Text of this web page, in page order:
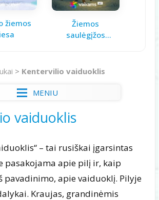
žiemos
Žiemos
saulėgįžos
> Kentervilio vaiduoklis
MENIU
vaiduoklis
– tai rusiškai įgarsintas
pasakojama apie pilį ir, kaip
pavadinimo, apie vaiduoklį. Pilyje
Kraujas, grandinėmis